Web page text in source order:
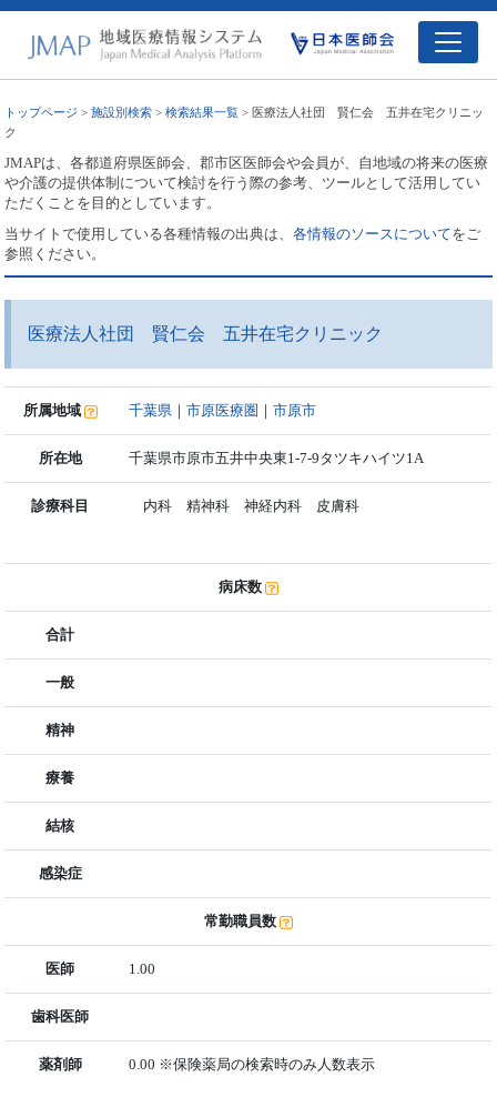
トップページ >施設別検索 >検索結果一覧 > 医療法人社団 賢仁会 五井在宅クリニッ
ク
JMAPは、各都道府県医師会、郡市区医師会や会員が、自地域の将来の医療
や介護の提供体制について検討を行う際の参考、ツールとして活用してい
ただくことを目的としています。
当サイトで使用している各種情報の出典は、各情報のソースについてをご
参照ください。
医療法人社団 賢仁会 五井在宅クリニック
所属地域 千葉県 ｜市原医療圏 ｜市原市
所在地 千葉県市原市五井中央東1-7-9タツキハイツ1A
診療科目 内科 精神科 神経内科 皮膚科
病床数
合計
一般
精神
療養
結核
感染症
常勤職員数
医師 1.00
歯科医師
薬剤師 0.00 ※保険薬局の検索時のみ人数表示